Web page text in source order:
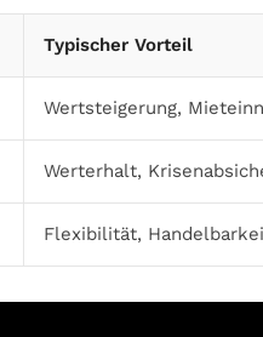
Typischer Vorteil
Wertsteigerung,
Werterhalt,
Flexibilität,